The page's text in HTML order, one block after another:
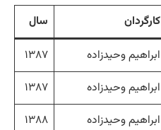
کارگردان
سال
ابراهیم وحیدزاده
۱۳۸۷
ابراهیم وحیدزاده
۱۳۸۷
ابراهیم وحیدزاده
۱۳۸۸